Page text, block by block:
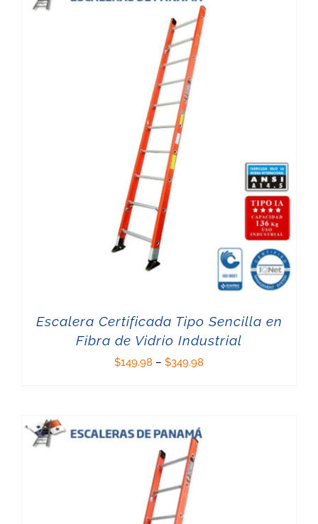
Escalera Certificada Tipo Sencilla en
Fibra de Vidrio Industrial
$149.98 – $349.98